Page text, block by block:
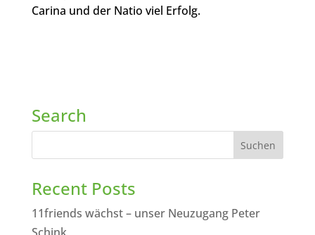
Carina und der Natio viel Erfolg.
Search
Recent Posts
11friends wächst – unser Neuzugang Peter